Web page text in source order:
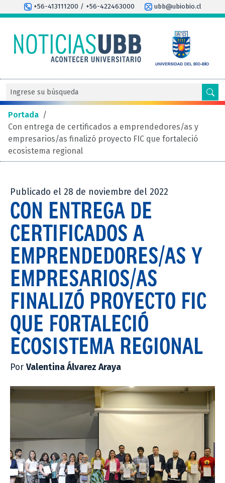
+56-413111200 / +56-422463000 ubb@ubiobio.cl
Portada /
Con entrega de certificados a emprendedores/as y
empresarios/as finalizó proyecto FIC que fortaleció
ecosistema regional
Publicado el 28 de noviembre del 2022
CON ENTREGA DE
CERTIFICADOS A
EMPRENDEDORES/AS Y
EMPRESARIOS/AS
FINALIZÓ PROYECTO FIC
QUE FORTALECIÓ
ECOSISTEMA REGIONAL
PorValentina Álvarez Araya